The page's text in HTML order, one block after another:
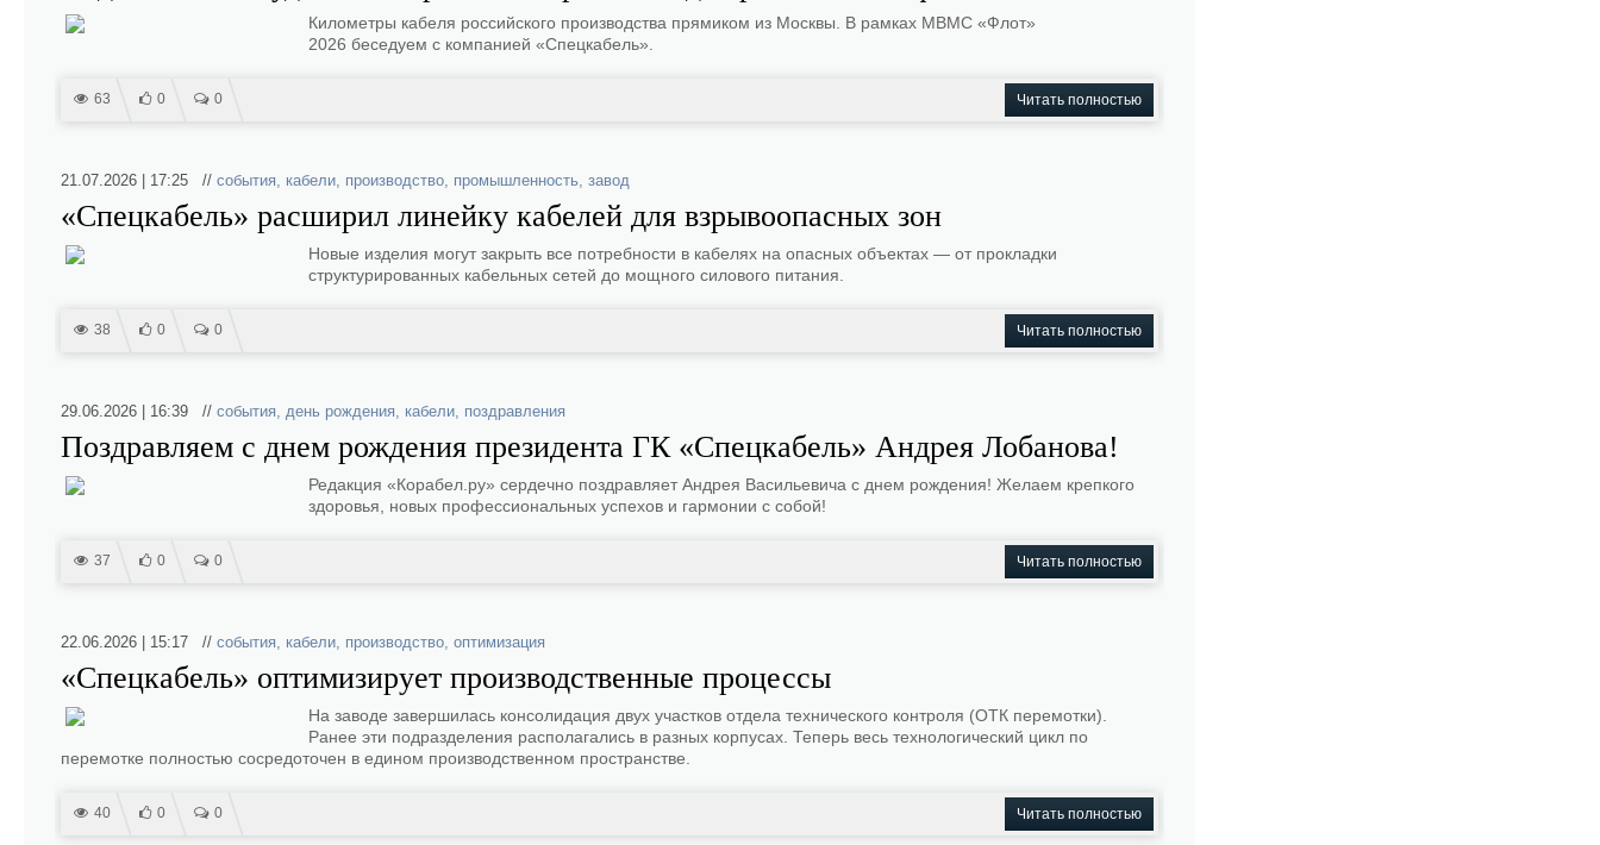
Километры кабеля российского производства прямиком из Москвы. В рамках МВМС «Флот»
2026 беседуем с компанией «Спецкабель».
63 0 0 Читать полностью
21.07.2026 | 17:25 // события, кабели, производство, промышленность, завод
«Спецкабель» расширил линейку кабелей для взрывоопасных зон
Новые изделия могут закрыть все потребности в кабелях на опасных объектах — от прокладки
структурированных кабельных сетей до мощного силового питания.
38 0 0 Читать полностью
29.06.2026 | 16:39 // события, день рождения, кабели, поздравления
Поздравляем с днем рождения президента ГК «Спецкабель» Андрея Лобанова!
Редакция «Корабел.ру» сердечно поздравляет Андрея Васильевича с днем рождения! Желаем крепкого
здоровья, новых профессиональных успехов и гармонии с собой!
37 0 0 Читать полностью
22.06.2026 | 15:17 // события, кабели, производство, оптимизация
«Спецкабель» оптимизирует производственные процессы
На заводе завершилась консолидация двух участков отдела технического контроля (ОТК перемотки).
Ранее эти подразделения располагались в разных корпусах. Теперь весь технологический цикл по
перемотке полностью сосредоточен в едином производственном пространстве.
40 0 0 Читать полностью